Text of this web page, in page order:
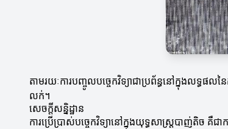
តាមរយៈការបញ្ចូលបច្ចេកវិទ្យាជាប្រព័ន្ធនៅក្នុងលទ្ធផ
លក់។
សេចក្តីសន្និដ្ឋាន
ការប្រើប្រាស់បច្ចេកវិទ្យានៅក្នុងយុទ្ធសាស្ត្របាញ់តិច គឺជ